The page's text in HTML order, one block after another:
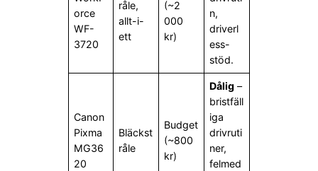
orce
WF-
3720
råle,
allt-i-
ett
(~2
000
kr)
n,
driverl
ess-
stöd.
Canon
Pixma
MG36
20
Bläckst
råle
Budget
(~800
kr)
Dålig –
bristfäll
iga
drivruti
ner,
felmed